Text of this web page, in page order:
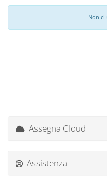
Non
Assegna Cloud
Assistenza